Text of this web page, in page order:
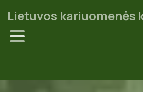
Lietuvos kariuomenės